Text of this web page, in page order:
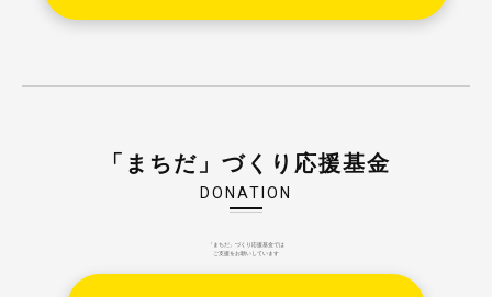
「まちだ」づくり応援基金
DONATION
「まちだ」づくり応援基金では
ご支援をお願いしています